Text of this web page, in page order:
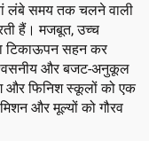
लंबे समय तक चलने वाली
हैं। मजबूत, उच्च
टिकाऊपन सहन कर
और बजट-अनुकूल
और फिनिश स्कूलों को एक
और मूल्यों को गौरव